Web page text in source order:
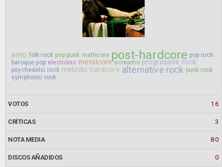
emo folk rock pop punk mathcore post-hardcore pop rock
baroque pop electronic metalcore screamo progressive rock
psychedelic rock melodic hardcore alternative rock punk rock
symphonic rock
VOTOS 16
CRÍTICAS 3
NOTA MEDIA 80
DISCOS AÑADIDOS 0